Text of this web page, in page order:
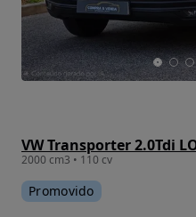
VW Transporter 2.0Tdi
2000 cm3 • 110 cv
Promovido